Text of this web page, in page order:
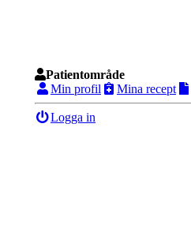
Patientområde
Min profil Mina recept
Logga in